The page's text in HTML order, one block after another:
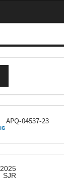
APQ-04537-23
2025
SJR